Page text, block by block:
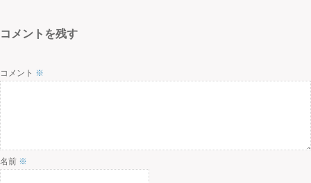
コメントを残す
コメント ※
名前 ※